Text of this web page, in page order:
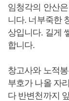
임청각의 안산
니다. 너부죽한
상입니다. 길게
합니다.
창고사와 노적
부호가 나올 자
다 반변천까지